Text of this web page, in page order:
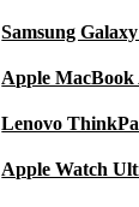
Samsung
Apple
Lenovo
Apple Watch